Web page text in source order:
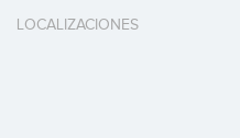
LOCALIZACIONES